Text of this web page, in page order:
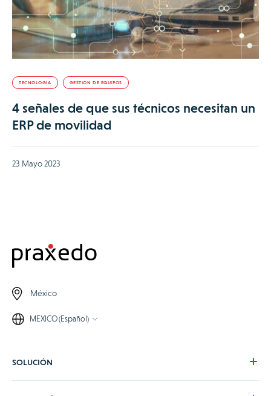
TECNOLOGÍA GESTIÓN DE EQUIPOS
4 señales de que sus técnicos necesitan un
ERP de movilidad
23 Mayo 2023
México
MEXICO (Español)
SOLUCIÓN